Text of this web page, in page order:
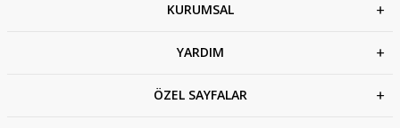
KURUMSAL
YARDIM
ÖZEL SAYFALAR